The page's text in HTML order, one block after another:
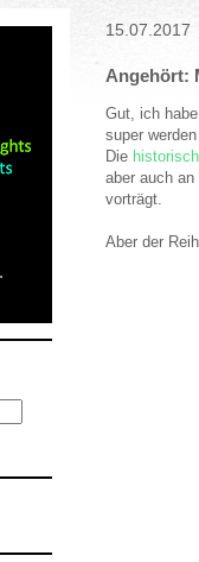
15.07.2017
Angehört:
Gut, ich
super
Die
aber auch
vorträgt.
Aber der